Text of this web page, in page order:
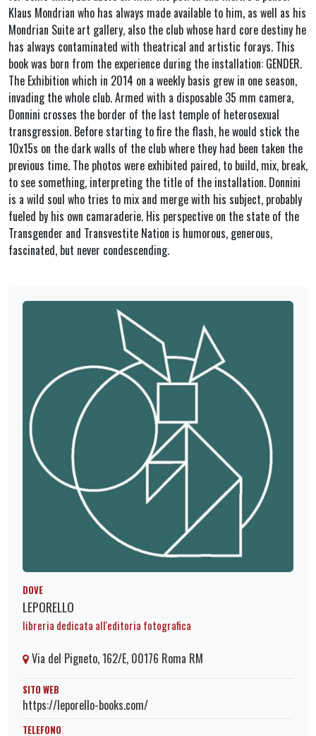
Klaus Mondrian who has always made available to him, as well as his
Mondrian Suite art gallery, also the club whose hard core destiny he
has always contaminated with theatrical and artistic forays. This
book was born from the experience during the installation: GENDER.
The Exhibition which in 2014 on a weekly basis grew in one season,
invading the whole club. Armed with a disposable 35 mm camera,
Donnini crosses the border of the last temple of heterosexual
transgression. Before starting to fire the flash, he would stick the
10x15s on the dark walls of the club where they had been taken the
previous time. The photos were exhibited paired, to build, mix, break,
to see something, interpreting the title of the installation. Donnini
is a wild soul who tries to mix and merge with his subject, probably
fueled by his own camaraderie. His perspective on the state of the
Transgender and Transvestite Nation is humorous, generous,
fascinated, but never condescending.
DOVE
LEPORELLO
libreria dedicata all'editoria fotografica
Via del Pigneto, 162/E, 00176 Roma RM
SITO WEB
https://leporello-books.com/
TELEFONO